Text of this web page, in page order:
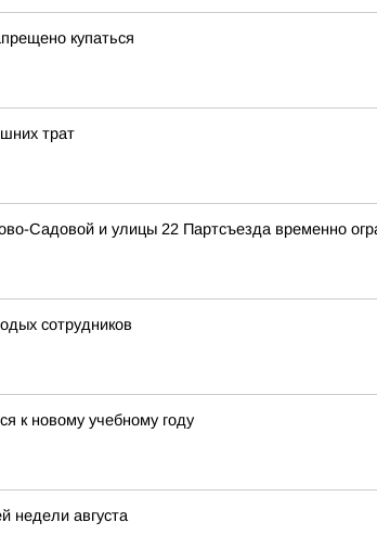
купаться
трат
Садовой и улицы 22 Партсъезда временно
сотрудников
к новому учебному году
недели августа